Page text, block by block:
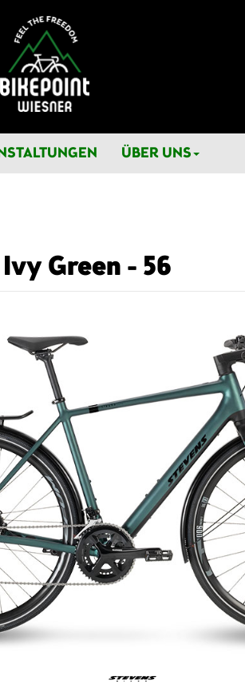
ÜBER UNS
Green - 56